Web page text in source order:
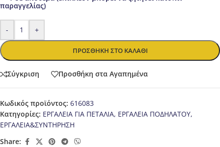
παραγγελίας)
- +
ΠΡΟΣΘΉΚΗ ΣΤΟ ΚΑΛΆΘΙ
Σύγκριση Προσθήκη στα Αγαπημένα
Κωδικός προϊόντος: 616083
Κατηγορίες: ΕΡΓΑΛΕΙΑ ΓΙΑ ΠΕΤΑΛΙΑ, ΕΡΓΑΛΕΙΑ ΠΟΔΗΛΑΤΟΥ,
ΕΡΓΑΛΕΙΑ&ΣΥΝΤΗΡΗΣΗ
Share: